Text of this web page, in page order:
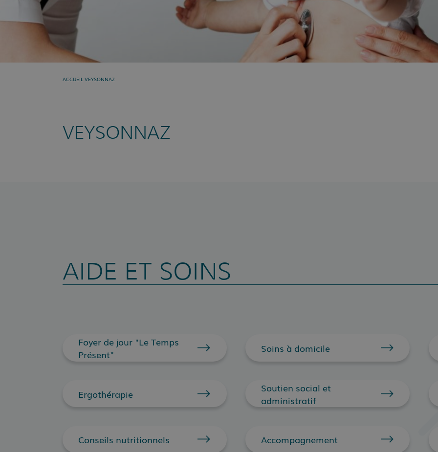
ACCUEIL VEYSONNAZ
VEYSONNAZ
AIDE ET SOINS
Foyer de jour "Le Temps
Présent"
Soins à domicile
Ergothérapie
Soutien social et
administratif
Conseils nutritionnels Accompagnement